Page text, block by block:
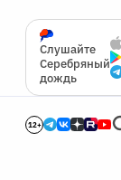
Слушайте
Серебряный
дождь
12+